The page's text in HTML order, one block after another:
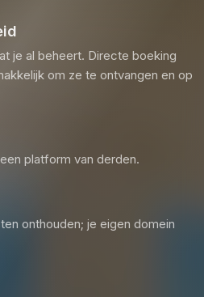
je al beheert. Directe boeking
om ze te ontvangen en op
platform van derden.
onthouden; je eigen domein